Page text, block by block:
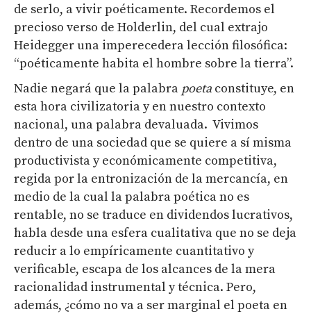
de serlo, a vivir poéticamente. Recordemos el
precioso verso de Holderlin, del cual extrajo
Heidegger una imperecedera lección filosófica:
“poéticamente habita el hombre sobre la tierra”.
Nadie negará que la palabra poeta constituye, en
esta hora civilizatoria y en nuestro contexto
nacional, una palabra devaluada. Vivimos
dentro de una sociedad que se quiere a sí misma
productivista y económicamente competitiva,
regida por la entronización de la mercancía, en
medio de la cual la palabra poética no es
rentable, no se traduce en dividendos lucrativos,
habla desde una esfera cualitativa que no se deja
reducir a lo empíricamente cuantitativo y
verificable, escapa de los alcances de la mera
racionalidad instrumental y técnica. Pero,
además, ¿cómo no va a ser marginal el poeta en